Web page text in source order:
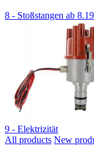
8 - Stoßstangen ab
9 - Elektrizität
All products New